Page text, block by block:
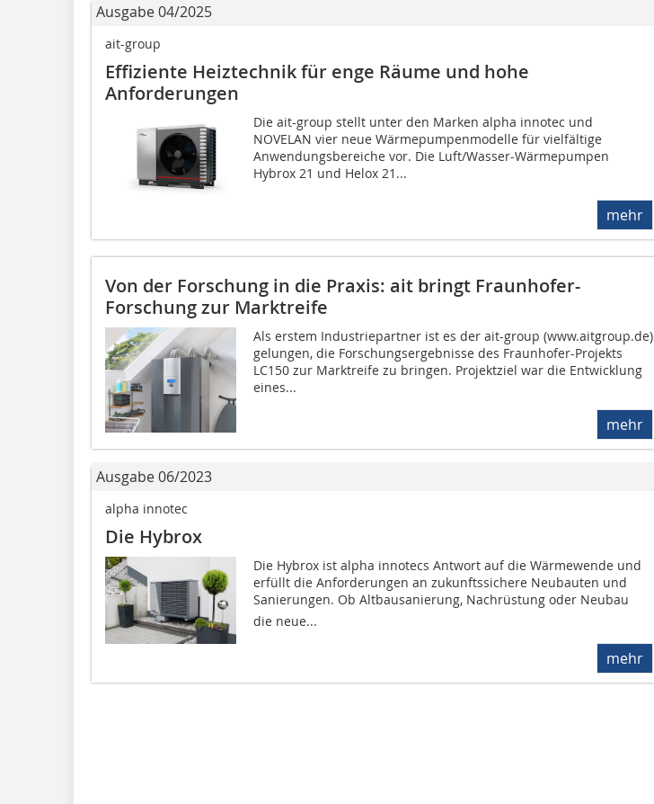
Ausgabe 04/2025
ait-group
Effiziente Heiztechnik für enge Räume und hohe
Anforderungen
Die ait-group stellt unter den Marken alpha innotec und
NOVELAN vier neue Wärmepumpenmodelle für vielfältige
Anwendungsbereiche vor. Die Luft/Wasser-Wärmepumpen
Hybrox 21 und Helox 21...
mehr
Von der Forschung in die Praxis: ait bringt Fraunhofer-
Forschung zur Marktreife
Als erstem Industriepartner ist es der ait-group (www.aitgroup.de)
gelungen, die Forschungsergebnisse des Fraunhofer-Projekts
LC150 zur Marktreife zu bringen. Projektziel war die Entwicklung
eines...
mehr
Ausgabe 06/2023
alpha innotec
Die Hybrox
Die Hybrox ist alpha innotecs Antwort auf die Wärmewende und
erfüllt die Anforderungen an zukunftssichere Neubauten und
Sanierungen. Ob Altbausanierung, Nachrüstung oder Neubau 
die neue...
mehr